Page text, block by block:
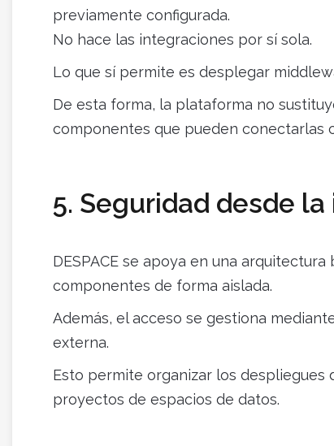
previamente configurada.
No hace las integraciones por sí sola.
Lo que sí permite es desplegar
De esta forma, la plataforma no
componentes que pueden conectarlas
5. Seguridad desde
DESPACE se apoya en una
componentes de forma aislada.
Además, el acceso se gestiona
externa.
Esto permite organizar los
proyectos de espacios de datos.